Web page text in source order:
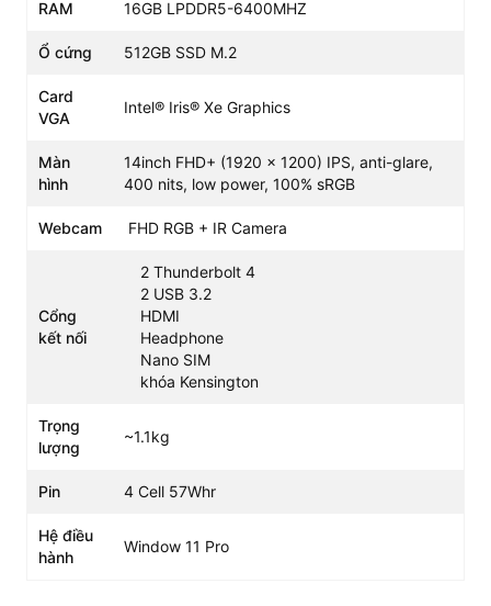
Ngoài ra, LaptopThinkpad X1 Carbon Gen 10
512GB mang đến khả năng đa nhiệm mạnh mẽ, máy khởi
động và truy xuất dữ liệu một cách nhanh chóng.
Chất liệu carbon siêu bền bỉ
Lenovo Thinkpad X1 Carbon Gen 10
cứng cáp với chất liệu carbon siêu bền bỉ, toàn bộ máy
được phủ một màu đen tạo nên sự sang trọng và đẳng
8mm, người dùng dễ dàng mang theo chiếc laptop này đi
bất cứ đâu.
RAM 16GB LPDDR5-6400MHZ
Ổ cứng 512GB SSD M.2
Card
VGA
Intel® Iris® Xe Graphics
Màn
hình
14inch FHD+ (1920 x 1200) IPS, anti-glare,
400 nits, low power, 100% sRGB
Webcam FHD RGB + IR Camera
Cổng
kết nối
2 Thunderbolt 4
2 USB 3.2
HDMI
Headphone
Nano SIM
khóa Kensington
Trọng
lượng
~1.1kg
Pin 4 Cell 57Whr
Hệ điều
hành
Window 11 Pro